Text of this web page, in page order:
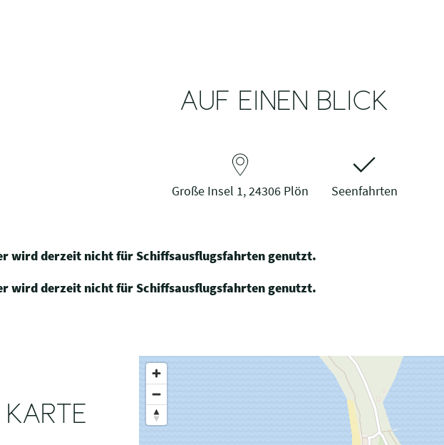
AUF EINEN BLICK
Große Insel 1, 24306 Plön Seenfahrten
wird derzeit nicht für Schiffsausflugsfahrten genutzt.
wird derzeit nicht für Schiffsausflugsfahrten genutzt.